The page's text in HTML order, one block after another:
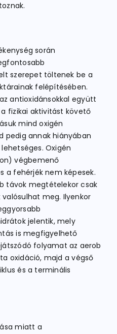
során
szerepet töltenek be a
felépítésében.
antioxidánsokkal együtt
fizikai aktivitást követő
mind oxigén
pedig annak hiányában
Oxigén
végbemenő
a fehérjék nem képesek.
távok megtételekor csak
meg. Ilyenkor
jelentik, mely
is megfigyelhető
folyamat az aerob
oxidáció, majd a végső
és a terminális
miatt a